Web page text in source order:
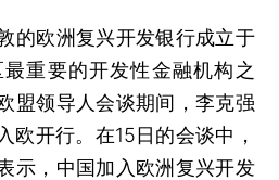
欧洲复兴开发银行成立于
重要的开发性金融机构之
盟领导人会谈期间，李克强
欧开行。在15日的会谈中，
示，中国加入欧洲复兴开发